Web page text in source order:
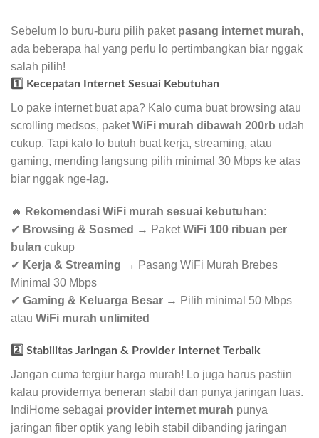
Sebelum lo buru-buru pilih paket pasang internet murah,
ada beberapa hal yang perlu lo pertimbangkan biar nggak
salah pilih!
1️⃣ Kecepatan Internet Sesuai Kebutuhan
Lo pake internet buat apa? Kalo cuma buat browsing atau
scrolling medsos, paketWiFi murah dibawah 200rb udah
cukup. Tapi kalo lo butuh buat kerja, streaming, atau
gaming, mending langsung pilih minimal 30 Mbps ke atas
biar nggak nge-lag.
🔥 Rekomendasi WiFi murah sesuai kebutuhan:
✔ Browsing & Sosmed → PaketWiFi 100 ribuan per
bulan cukup
✔ Kerja & Streaming → Pasang WiFi Murah Brebes
Minimal 30 Mbps
✔ Gaming & Keluarga Besar → Pilih minimal 50 Mbps
atau WiFi murah unlimited
2️⃣ Stabilitas Jaringan & Provider Internet Terbaik
Jangan cuma tergiur harga murah! Lo juga harus pastiin
kalau providernya beneran stabil dan punya jaringan luas.
IndiHome sebagai provider internet murah punya
jaringan fiber optik yang lebih stabil dibanding jaringan